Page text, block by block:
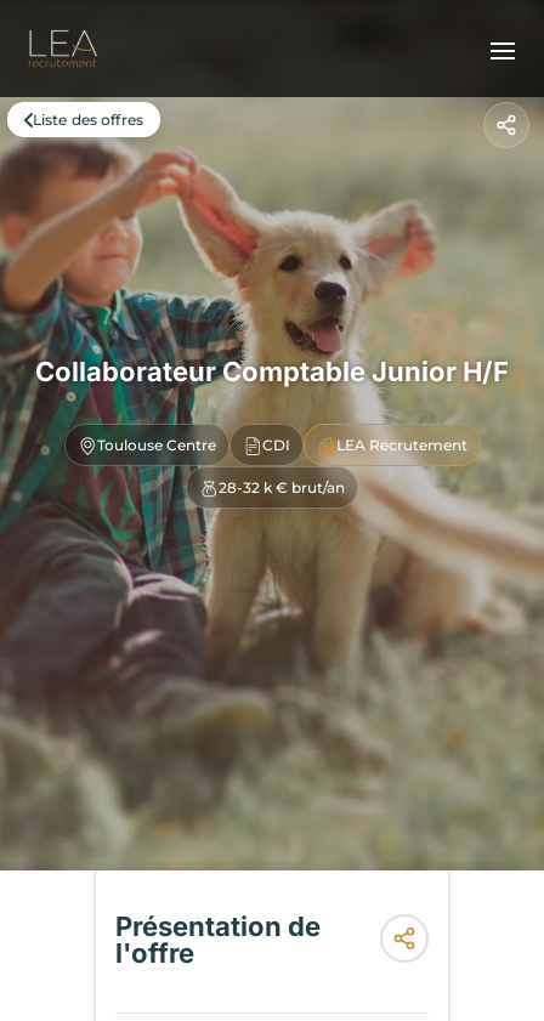
Liste des offres
Collaborateur Comptable Junior H/F
Toulouse Centre CDI LEA Recrutement
28-32 k € brut/an
Présentation de
l'offre